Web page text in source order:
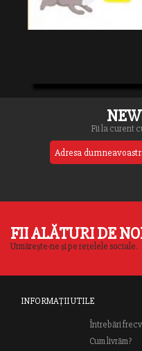
Fii la curent
FII ALĂTURI DE
Urmărește-ne și pe rețelele sociale.
INFORMAȚII UTILE
Întrebări
Cum livrăm?